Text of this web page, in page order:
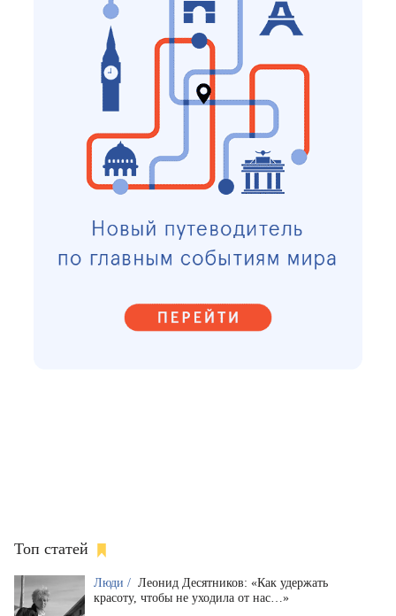
Топ статей
Люди / Леонид Десятников: «Как удержать
красоту, чтобы не уходила от нас…»